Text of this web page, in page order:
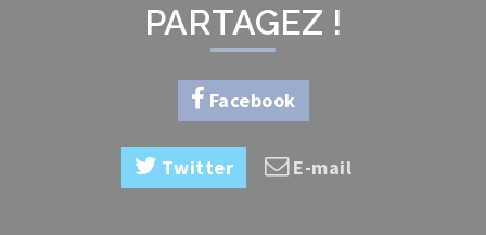
PARTAGEZ !
Facebook
Twitter E-mail